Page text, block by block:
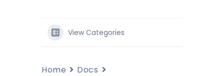
View Categories
Home
Docs